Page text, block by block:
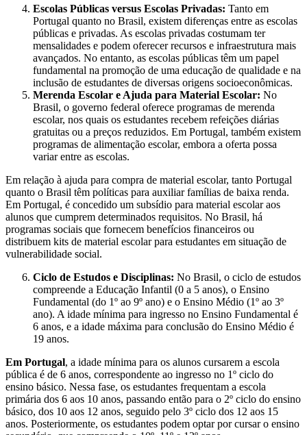
Escolas Públicas versus Escolas Privadas: Tanto em
Portugal quanto no Brasil, existem diferenças entre as escolas
públicas e privadas. As escolas privadas costumam ter
mensalidades e podem oferecer recursos e infraestrutura mais
avançados. No entanto, as escolas públicas têm um papel
fundamental na promoção de uma educação de qualidade e na
inclusão de estudantes de diversas origens socioeconômicas.
Merenda Escolar e Ajuda para Material Escolar: No
Brasil, o governo federal oferece programas de merenda
escolar, nos quais os estudantes recebem refeições diárias
gratuitas ou a preços reduzidos. Em Portugal, também existem
programas de alimentação escolar, embora a oferta possa
variar entre as escolas.
Em relação à ajuda para compra de material escolar, tanto Portugal
quanto o Brasil têm políticas para auxiliar famílias de baixa renda.
Em Portugal, é concedido um subsídio para material escolar aos
alunos que cumprem determinados requisitos. No Brasil, há
programas sociais que fornecem benefícios financeiros ou
distribuem kits de material escolar para estudantes em situação de
vulnerabilidade social.
Ciclo de Estudos e Disciplinas: No Brasil, o ciclo de estudos
compreende a Educação Infantil (0 a 5 anos), o Ensino
Fundamental (do 1º ao 9º ano) e o Ensino Médio (1º ao 3º
ano). A idade mínima para ingresso no Ensino Fundamental é
6 anos, e a idade máxima para conclusão do Ensino Médio é
19 anos.
Em Portugal, a idade mínima para os alunos cursarem a escola
pública é de 6 anos, correspondente ao ingresso no 1º ciclo do
ensino básico. Nessa fase, os estudantes frequentam a escola
primária dos 6 aos 10 anos, passando então para o 2º ciclo do ensino
básico, dos 10 aos 12 anos, seguido pelo 3º ciclo dos 12 aos 15
anos. Posteriormente, os estudantes podem optar por cursar o ensino